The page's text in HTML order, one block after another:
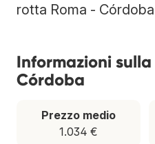
rotta Roma -
Informazioni
Córdoba
Prezzo medio
1.034 €